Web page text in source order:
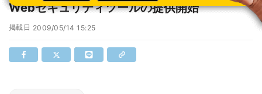
Webセキュリティツールの提供開始
掲載日 2009/05/14 15:25